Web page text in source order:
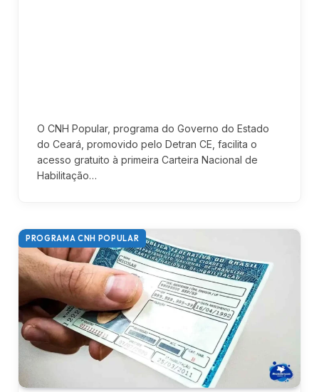
O CNH Popular, programa do Governo do Estado
do Ceará, promovido pelo Detran CE, facilita o
acesso gratuito à primeira Carteira Nacional de
Habilitação…
PROGRAMA CNH POPULAR